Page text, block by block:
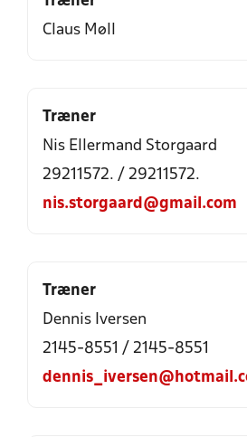
Claus Møll
Træner
Nis Ellermand Storgaard
29211572. / 29211572.
nis.storgaard@gmail.com
Træner
Dennis Iversen
2145-8551 / 2145-8551